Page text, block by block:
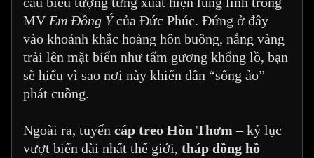
MV Em Đồng Ýcủa Đức Phúc. Đứng ở đây
vào khoảnh khắc hoàng hôn buông, nắng vàng
trải lên mặt biển như tấm gương khổng lồ, bạn
sẽ hiểu vì sao nơi này khiến dân “sống ảo”
phát cuồng.
Ngoài ra, tuyến cáp treo Hòn Thơm – kỷ lục
vượt biển dài nhất thế giới, tháp đồng hồ